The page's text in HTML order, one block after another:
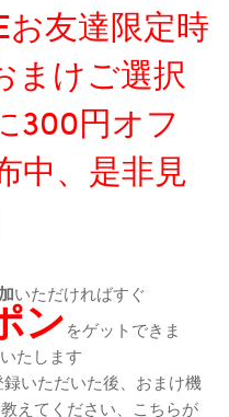
お友達限定時
まけご選択
300円オフ
中、是非見
いただければすぐ
ンをゲットできま
たします
いただいた後、おまけ機
えてください、こちらが